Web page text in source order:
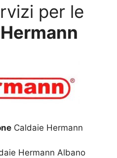
per le
Hermann
Caldaie Hermann
Hermann Albano